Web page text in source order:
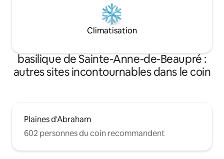
Climatisation
basilique de Sainte-Anne-de-Beaupré :
autres sites incontournables dans le coin
Plaines d'Abraham
602 personnes du coin recommandent